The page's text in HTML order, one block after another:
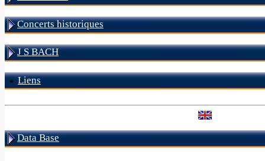
Concerts historiques
J S BACH
Liens
Data Base